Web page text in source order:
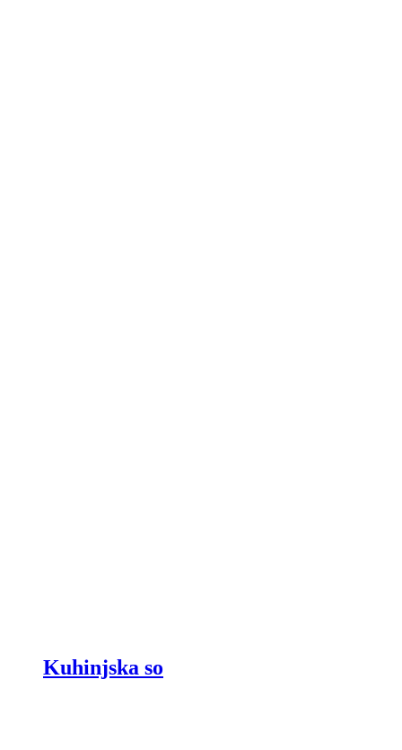
Kuhinjska so